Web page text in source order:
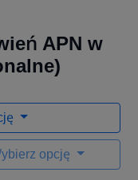
APN w
opcję